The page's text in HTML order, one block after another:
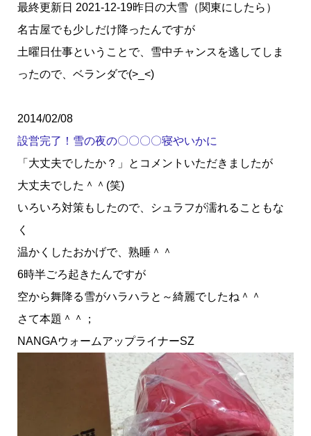
最終更新日 2021-12-19昨日の大雪（関東にしたら）
名古屋でも少しだけ降ったんですが
土曜日仕事ということで、雪中チャンスを逃してしま
ったので、ベランダで(>_<)
2014/02/08
設営完了！雪の夜の〇〇〇〇寝やいかに
「大丈夫でしたか？」とコメントいただきましたが
大丈夫でした＾＾(笑)
いろいろ対策もしたので、シュラフが濡れることもな
く
温かくしたおかげで、熟睡＾＾
6時半ごろ起きたんですが
空から舞降る雪がハラハラと～綺麗でしたね＾＾
さて本題＾＾；
NANGAウォームアップライナーSZ